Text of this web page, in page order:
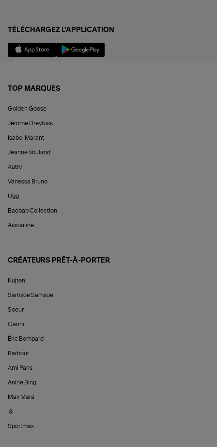
TÉLÉCHARGEZ L'APPLICATION
TOP MARQUES
Golden Goose
Jérôme Dreyfuss
Isabel Marant
Jeanne Vouland
Autry
Vanessa Bruno
Ugg
Baobab Collection
Assouline
CRÉATEURS PRÊT-À-PORTER
Kujten
Samsoe Samsoe
Soeur
Ganni
Éric Bompard
Barbour
Ami Paris
Anine Bing
Max Mara
&
Sportmax